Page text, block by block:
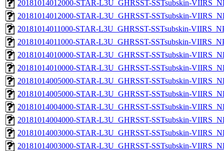
20181014012000-STAR-L3U_GHRSST-SSTsubskin-
20181014012000-STAR-L3U_GHRSST-SSTsubskin-
20181014011000-STAR-L3U_GHRSST-SSTsubskin-
20181014011000-STAR-L3U_GHRSST-SSTsubskin-
20181014010000-STAR-L3U_GHRSST-SSTsubskin-
20181014010000-STAR-L3U_GHRSST-SSTsubskin-
20181014005000-STAR-L3U_GHRSST-SSTsubskin-
20181014005000-STAR-L3U_GHRSST-SSTsubskin-
20181014004000-STAR-L3U_GHRSST-SSTsubskin-
20181014004000-STAR-L3U_GHRSST-SSTsubskin-
20181014003000-STAR-L3U_GHRSST-SSTsubskin-
20181014003000-STAR-L3U_GHRSST-SSTsubskin-